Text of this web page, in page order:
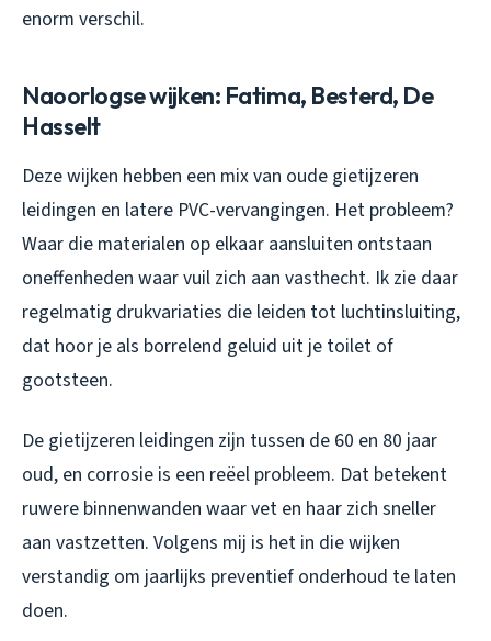
enorm verschil.
Naoorlogse wijken: Fatima, Besterd, De
Hasselt
Deze wijken hebben een mix van oude gietijzeren
leidingen en latere PVC-vervangingen. Het probleem?
Waar die materialen op elkaar aansluiten ontstaan
oneffenheden waar vuil zich aan vasthecht. Ik zie daar
regelmatig drukvariaties die leiden tot luchtinsluiting,
dat hoor je als borrelend geluid uit je toilet of
gootsteen.
De gietijzeren leidingen zijn tussen de 60 en 80 jaar
oud, en corrosie is een reëel probleem. Dat betekent
ruwere binnenwanden waar vet en haar zich sneller
aan vastzetten. Volgens mij is het in die wijken
verstandig om jaarlijks preventief onderhoud te laten
doen.